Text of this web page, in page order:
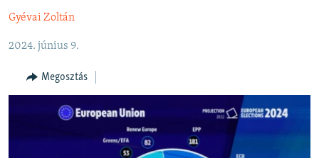
tartalomjegyzékre
UgrásELEMZŐ
NER15
SZABADON
TÁRSADALOM
Gyévai Zoltán
2024. június 9.
Megosztás